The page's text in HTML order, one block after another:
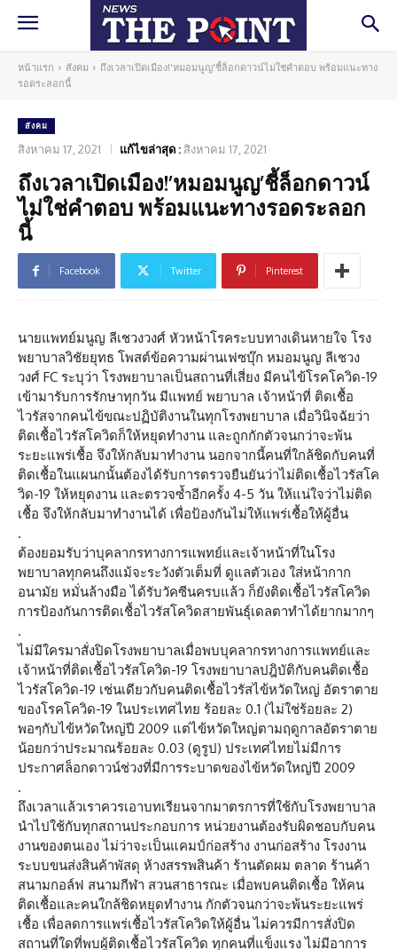
หน้าแรก สังคม
ถึงเวลาเปิดเมือง!'หมอมนูญ'ชี้ล็อกดาวน์ไม่ใช่คำตอบ พร้อมแนะทาง
รอดระลอกนี้
สังคม
สิงหาคม 17, 2021 แก้ไขล่าสุด : สิงหาคม 17, 2021
ถึงเวลาเปิดเมือง!’หมอมนูญ’ชี้ล็อกดาวน์
ไม่ใช่คำตอบ พร้อมแนะทางรอดระลอก
นี้
Facebook Twitter Pinterest
นายแพทย์มนูญ ลีเชวงวงศ์ หัวหน้าโรคระบบทางเดินหายใจ โรง
พยาบาลวิชัยยุทธ โพสต์ข้อความผ่านเฟซบุ๊ก หมอมนูญ ลีเชวง
วงศ์ FC ระบุว่า โรงพยาบาลเป็นสถานที่เสี่ยง มีคนไข้โรคโควิด-19
เข้ามารับการรักษาทุกวัน มีแพทย์ พยาบาล เจ้าหน้าที่ ติดเชื้อ
ไวรัสจากคนไข้ขณะปฏิบัติงานในทุกโรงพยาบาล เมื่อวินิจฉัยว่า
ติดเชื้อไวรัสโควิดก็ให้หยุดทำงาน และถูกกักตัวจนกว่าจะพ้น
ระยะแพร่เชื้อ จึงให้กลับมาทำงาน นอกจากนี้คนที่ใกล้ชิดกับคนที่
ติดเชื้อในแผนกนั้นต้องได้รับการตรวจยืนยันว่าไม่ติดเชื้อไวรัสโค
วิด-19 ให้หยุดงาน และตรวจซ้ำอีกครั้ง 4-5 วัน ให้แน่ใจว่าไม่ติด
เชื้อ จึงให้กลับมาทำงานได้ เพื่อป้องกันไม่ให้แพร่เชื้อให้ผู้อื่น
.
ต้องยอมรับว่าบุคลากรทางการแพทย์และเจ้าหน้าที่ในโรง
พยาบาลทุกคนถึงแม้จะระวังตัวเต็มที่ ดูแลตัวเอง ใส่หน้ากาก
อนามัย หมั่นล้างมือ ได้รับวัคซีนครบแล้ว ก็ยังติดเชื้อไวรัสโควิด
การป้องกันการติดเชื้อไวรัสโควิดสายพันธุ์เดลตาทำได้ยากมากๆ
.
ไม่มีใครมาสั่งปิดโรงพยาบาลเมื่อพบบุคลากรทางการแพทย์และ
เจ้าหน้าที่ติดเชื้อไวรัสโควิด-19 โรงพยาบาลปฎิบัติกับคนติดเชื้อ
ไวรัสโควิด-19 เช่นเดียวกับคนติดเชื้อไวรัสไข้หวัดใหญ่ อัตราตาย
ของโรคโควิด-19 ในประเทศไทย ร้อยละ 0.1 (ไม่ใช่ร้อยละ 2)
พอๆกับไข้หวัดใหญ่ปี 2009 แต่ไข้หวัดใหญ่ตามฤดูกาลอัตราตาย
น้อยกว่าประมาณร้อยละ 0.03 (ดูรูป) ประเทศไทยไม่มีการ
ประกาศล็อกดาวน์ช่วงที่มีการระบาดของไข้หวัดใหญ่ปี 2009
.
ถึงเวลาแล้วเราควรเอาบทเรียนจากมาตรการที่ใช้กับโรงพยาบาล
นำไปใช้กับทุกสถานประกอบการ หน่วยงานต้องรับผิดชอบกับคน
งานของตนเอง ไม่ว่าจะเป็นแคมป์ก่อสร้าง งานก่อสร้าง โรงงาน
ระบบขนส่งสินค้าพัสดุ ห้างสรรพสินค้า ร้านตัดผม ตลาด ร้านค้า
สนามกอล์ฟ สนามกีฬา สวนสาธารณะ เมื่อพบคนติดเชื้อ ให้คน
ติดเชื้อและคนใกล้ชิดหยุดทำงาน กักตัวจนกว่าจะพ้นระยะแพร่
เชื้อ เพื่อลดการแพร่เชื้อไวรัสโควิดให้ผู้อื่น ไม่ควรมีการสั่งปิด
สถานที่ใดที่พบผู้ติดเชื้อไวรัสโควิด ทุกคนที่แข็งแรง ไม่มีอาการ